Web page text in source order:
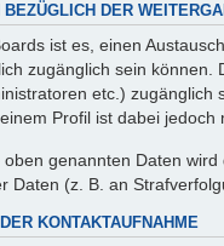
BEZÜGLICH DER
ist es, einen
zugänglich sein
etc.)
Profil ist dabei
genannten Daten
Daten (z. B. an
KONTAKTAUFNAHME